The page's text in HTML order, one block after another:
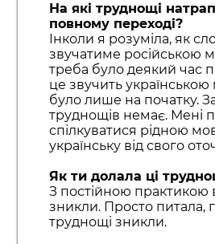
На які труднощі
повному переході?
Інколи я розуміла, як
звучатиме російською
треба було деякий час
це звучить
було лише на початку.
труднощів немає. Мені
спілкуватися рідною
українську від свого
Як ти долала ці
З постійною практикою
зникли. Просто питала,
труднощі зникли.